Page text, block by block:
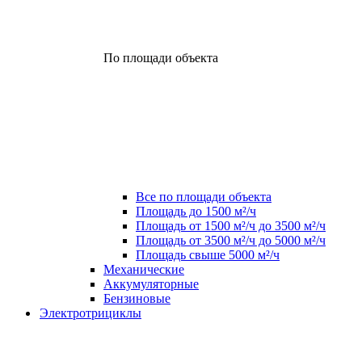
По площади объекта
Все по площади объекта
Площадь до 1500 м²/ч
Площадь от 1500 м²/ч до 3500 м²/ч
Площадь от 3500 м²/ч до 5000 м²/ч
Площадь свыше 5000 м²/ч
Механические
Аккумуляторные
Бензиновые
Электротрициклы